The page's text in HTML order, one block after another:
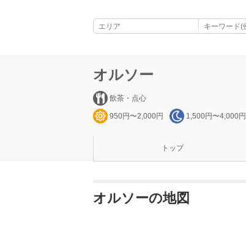
オルソー
飲茶・点心
950円〜2,000円 1,500円〜4,000円
トップ
オルソーの地図